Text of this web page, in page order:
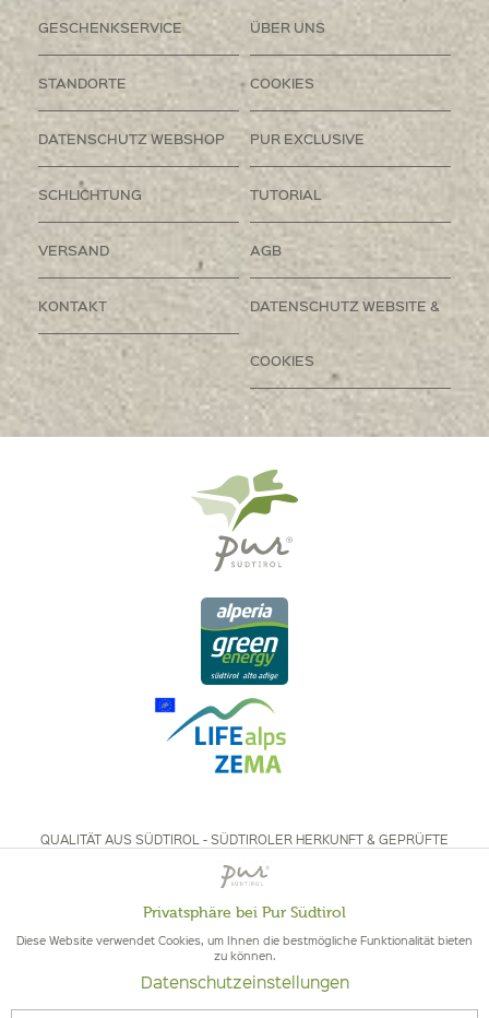
GESCHENKSERVICE ÜBER UNS
STANDORTE COOKIES
DATENSCHUTZ WEBSHOP PUR EXCLUSIVE
SCHLICHTUNG TUTORIAL
VERSAND AGB
KONTAKT DATENSCHUTZ WEBSITE &
COOKIES
QUALITÄT AUS SÜDTIROL - SÜDTIROLER HERKUNFT & GEPRÜFTE
QUALITÄT
Aktiv
Inaktiv
Privatsphäre bei Pur Südtirol
Diese Website verwendet Cookies, um Ihnen die bestmögliche Funktionalität bieten
zu können.
Datenschutzeinstellungen